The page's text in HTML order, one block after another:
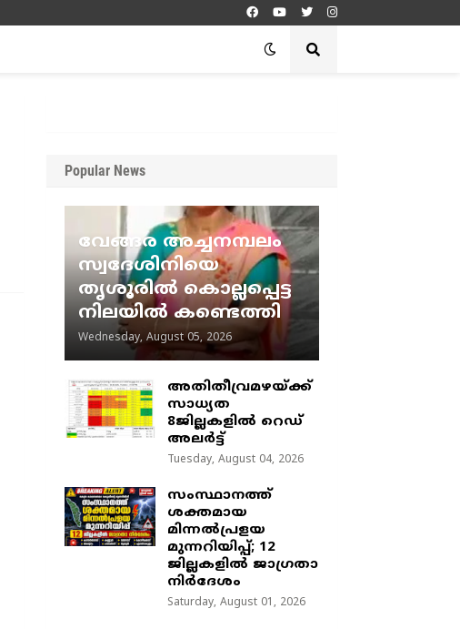
Popular News
വേങ്ങര അച്ചനമ്പലം
സ്വദേശിനിയെ
തൃശൂരിൽ കൊല്ലപ്പെട്ട
നിലയിൽ കണ്ടെത്തി
Wednesday, August 05, 2026
അതിതീവ്രമഴയ്ക്ക്
സാധ്യത
8ജില്ലകളിൽ റെഡ്
അലർട്ട്
Tuesday, August 04, 2026
സംസ്ഥാനത്ത്
ശക്തമായ
മിന്നൽപ്രളയ
മുന്നറിയിപ്പ്; 12
ജില്ലകളിൽ ജാഗ്രതാ
നിർദേശം
Saturday, August 01, 2026